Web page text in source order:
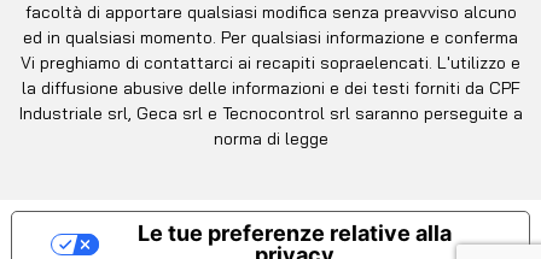
facoltà di apportare qualsiasi modifica senza preavviso alcuno
ed in qualsiasi momento. Per qualsiasi informazione e conferma
Vi preghiamo di contattarci ai recapiti sopraelencati. L'utilizzo e
la diffusione abusive delle informazioni e dei testi forniti da CPF
Industriale srl, Geca srl e Tecnocontrol srl saranno perseguite a
norma di legge
Le tue preferenze relative alla